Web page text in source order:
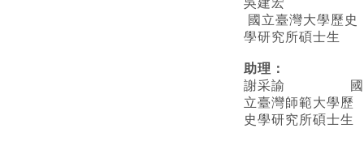
吳建宏
國立臺灣大學歷史
學研究所碩士生
助理：
謝采諭
國
立臺灣師範大學歷
史學研究所碩士生